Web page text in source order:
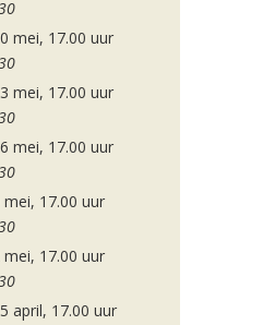
mei, 17.00 uur
mei, 17.00 uur
mei, 17.00 uur
17.00 uur
17.00 uur
april, 17.00 uur